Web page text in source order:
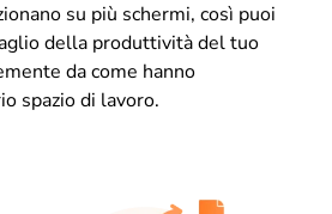
su più schermi, così puoi
della produttività del tuo
da come hanno
spazio di lavoro.